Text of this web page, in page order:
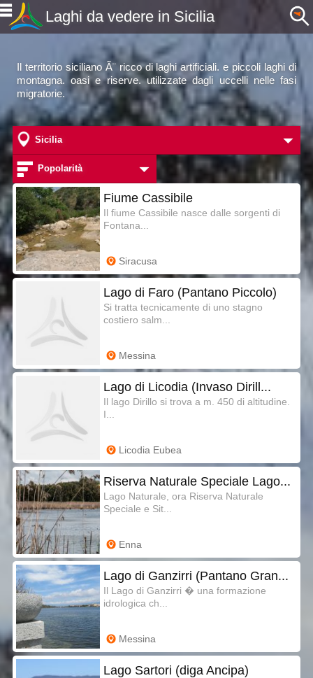
Laghi da vedere in Sicilia
Il territorio siciliano Ã¨ ricco di laghi artificiali. e piccoli laghi di
montagna. oasi e riserve. utilizzate dagli uccelli nelle fasi
migratorie.
Sicilia
Popolarità
Fiume Cassibile
Il fiume Cassibile nasce dalle sorgenti di
Fontana...
Siracusa
Lago di Faro (Pantano Piccolo)
Si tratta tecnicamente di uno stagno
costiero salm...
Messina
Lago di Licodia (Invaso Dirill...
Il lago Dirillo si trova a m. 450 di altitudine.
I...
Licodia Eubea
Riserva Naturale Speciale Lago...
Lago Naturale, ora Riserva Naturale
Speciale e Sit...
Enna
Lago di Ganzirri (Pantano Gran...
Il Lago di Ganzirri � una formazione
idrologica ch...
Messina
Lago Sartori (diga Ancipa)